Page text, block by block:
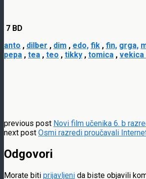
7 BD
anto , dilber , dim , edo, fik , fin, grga,
pepa , tea , teo , tikky , tomica , vekica
previous post Novi film učenika 6. b
next post Osmi razredi proučavali
Odgovori
Morate biti prijavljeni da biste objavili